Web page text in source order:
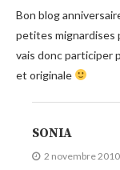
Bon blog
petites mignardises
vais donc participer
et originale
SONIA
2 novembre